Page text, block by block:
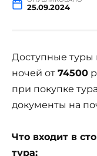
25.09.2024
Доступные туры
ночей от 74500
при покупке
документы на
Что входит в
тура: